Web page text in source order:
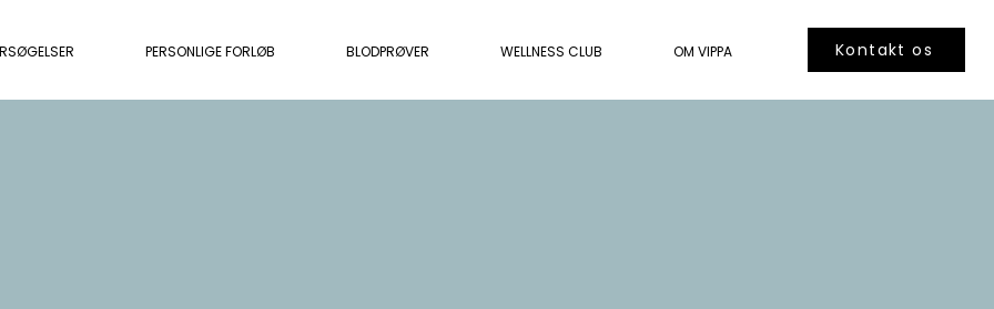
PERSONLIGE FORLØB BLODPRØVER WELLNESS CLUB OM VIPPA Kontakt os